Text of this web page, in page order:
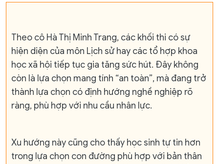
Theo cô Hà Thị Minh Trang, các khối thi có sự
hiện diện của môn Lịch sử hay các tổ hợp khoa
học xã hội tiếp tục gia tăng sức hút. Đây không
còn là lựa chọn mang tính “an toàn”, mà đang trở
thành lựa chọn có định hướng nghề nghiệp rõ
ràng, phù hợp với nhu cầu nhân lực.
Xu hướng này cũng cho thấy học sinh tự tin hơn
trong lựa chọn con đường phù hợp với bản thân